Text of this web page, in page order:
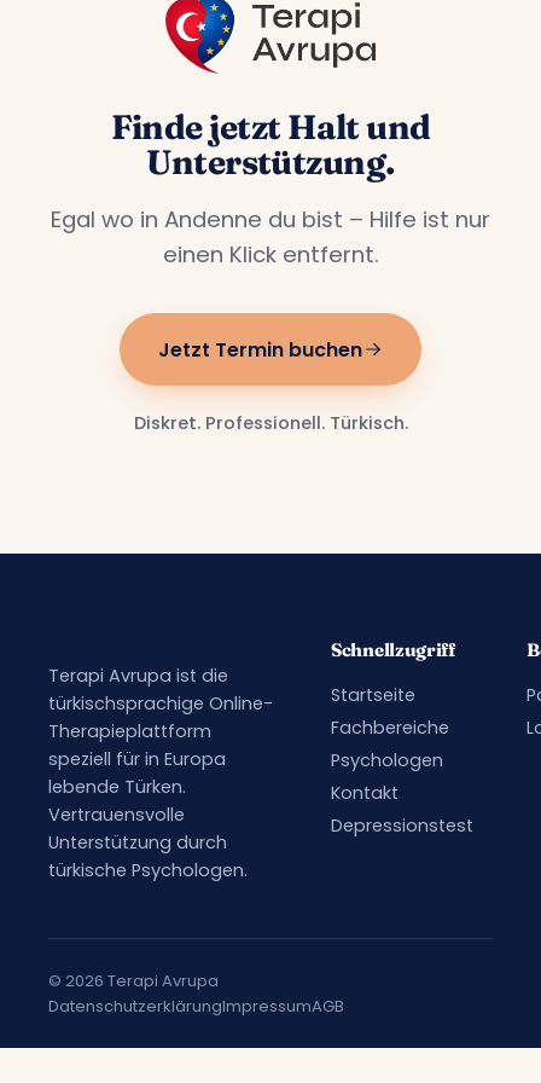
Finde jetzt Halt und
Unterstützung.
Egal wo in Andenne du bist – Hilfe ist nur
einen Klick entfernt.
Jetzt Termin buchen
Diskret. Professionell. Türkisch.
Terapi Avrupa ist die
türkischsprachige Online-
Therapieplattform
speziell für in Europa
lebende Türken.
Vertrauensvolle
Unterstützung durch
türkische Psychologen.
Schnellzugriff
Startseite
Fachbereiche
Psychologen
Kontakt
Depressionstest
© 2026 Terapi Avrupa
DatenschutzerklärungImpressumAGB